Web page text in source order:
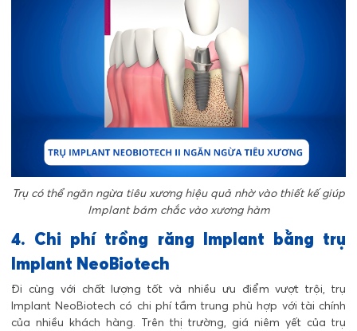
Trụ có thể ngăn ngừa tiêu xương hiệu quả nhờ vào thiết kế giúp
Implant bám chắc vào xương hàm
4. Chi phí trồng răng Implant bằng trụ
Implant NeoBiotech
Đi cùng với chất lượng tốt và nhiều ưu điểm vượt trội, trụ
Implant NeoBiotech có chi phí tầm trung phù hợp với tài chính
của nhiều khách hàng. Trên thị trường, giá niêm yết của trụ